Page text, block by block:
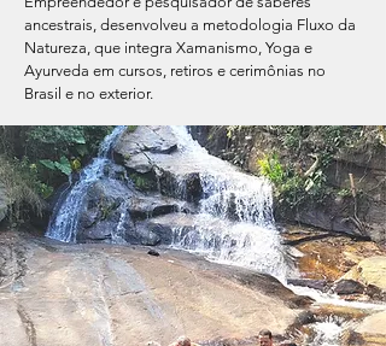
ancestrais, desenvolveu a metodologia Fluxo da
Natureza, que integra Xamanismo, Yoga e
Ayurveda em cursos, retiros e cerimônias no
Brasil e no exterior.